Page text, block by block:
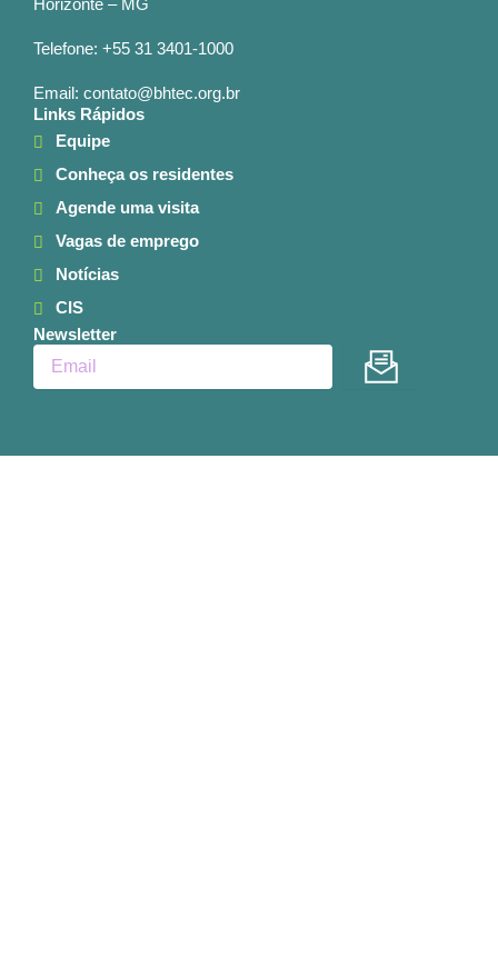
Horizonte – MG
Telefone: +55 31 3401-1000
Email: contato@bhtec.org.br
Links Rápidos
Equipe
Conheça os residentes
Agende uma visita
Vagas de emprego
Notícias
CIS
Newsletter
Enviar